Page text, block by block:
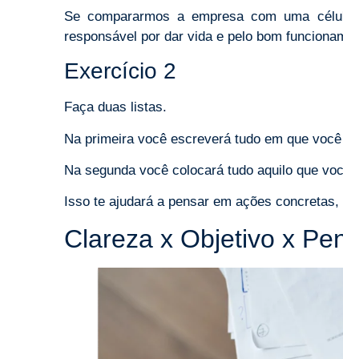
Se compararmos a empresa com uma
responsável por dar vida e pelo bom
Exercício 2
Faça duas listas.
Na primeira você escreverá tudo em que
Na segunda você colocará tudo aquilo que
Isso te ajudará a pensar em ações
Clareza x Objetivo x